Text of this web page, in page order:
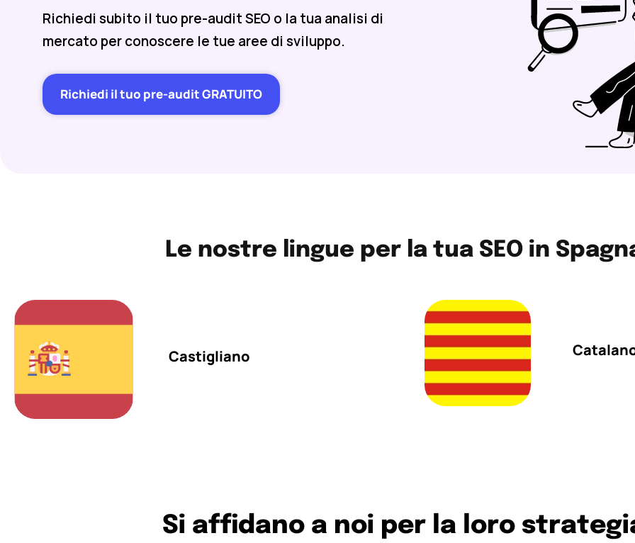
Richiedi subito il tuo pre-audit SEO o la tua analisi di
mercato per conoscere le tue aree di sviluppo.
Richiedi il tuo pre-audit GRATUITO
Le nostre lingue per la tua SEO in
Castigliano
Si affidano a noi per la loro